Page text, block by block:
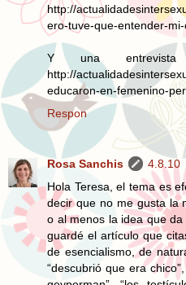
http://
ero-tuve-que-entender-
Y una
http://
educaron-en-femenino-
Respon
Rosa Sanchis
4.8.10
Hola Teresa, el tema es
decir que no me gusta la
o al menos la idea que
guardé el artículo que
de esencialismo, de
“descubrió que era